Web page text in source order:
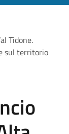
Tidone.
sul territorio